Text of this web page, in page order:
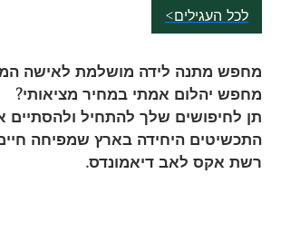
לכל העגילים>
מחפש מתנה לידה מושלמת לאישה
מחפש יהלום אמתי במחיר מציאותי?
תן לחיפושים שלך להתחיל ולהסתיים
התכשיטים היחידה בארץ שמפיחה
רשת אקס לאב דיאמונדס.